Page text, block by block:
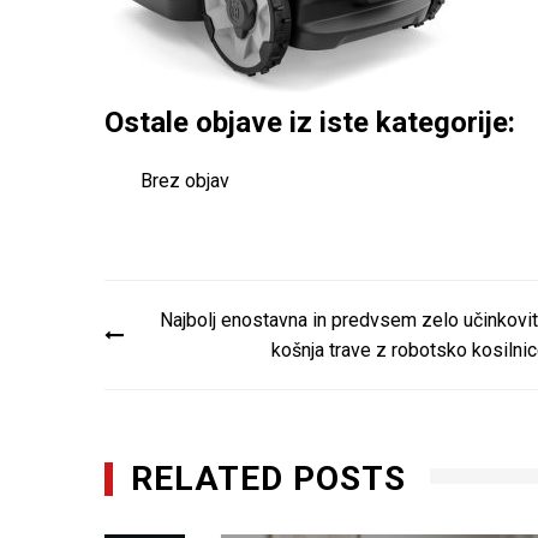
Ostale objave iz iste kategorije:
Brez objav
prispevka
Najbolj enostavna in predvsem zelo
košnja trave z robotsko
RELATED POSTS